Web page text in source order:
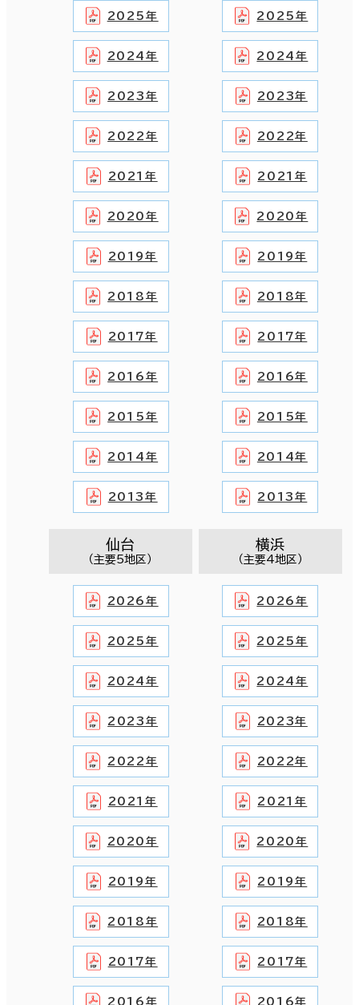
2025年
2024年
2023年
2022年
2021年
2020年
2019年
2018年
2017年
2016年
2015年
2014年
2013年
2025年
2024年
2023年
2022年
2021年
2020年
2019年
2018年
2017年
2016年
2015年
2014年
2013年
仙台
（主要5地区）
2026年
2025年
2024年
2023年
2022年
2021年
2020年
2019年
2018年
2017年
2016年
横浜
（主要4地区）
2026年
2025年
2024年
2023年
2022年
2021年
2020年
2019年
2018年
2017年
2016年